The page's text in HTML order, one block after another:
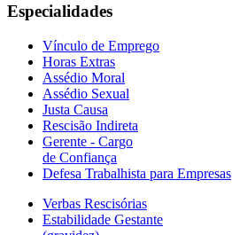
Especialidades
Vínculo de Emprego
Horas Extras
Assédio Moral
Assédio Sexual
Justa Causa
Rescisão Indireta
Gerente - Cargo
de Confiança
Defesa Trabalhista para Empresas
Verbas Rescisórias
Estabilidade Gestante